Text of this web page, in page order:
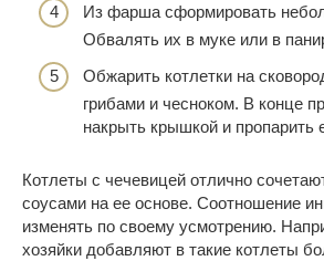
Из фарша сформировать
Обвалять их в муке или в
Обжарить котлетки на
грибами и чесноком. В конце
накрыть крышкой и пропарить
Котлеты с чечевицей отлично
соусами на ее основе. Соотношение
изменять по своему усмотрению.
хозяйки добавляют в такие котлеты